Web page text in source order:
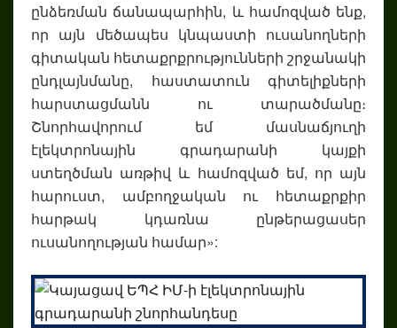
ընձեռման ճանապարհին, և համոզված ենք,
որ այն մեծապես կնպաստի ուսանողների
գիտական հետաքրքրությունների շրջանակի
ընդլայնմանը, հաստատուն գիտելիքների
հարստացմանն ու տարածմանը։
Շնորհավորում եմ մասնաճյուղի
էլեկտրոնային գրադարանի կայքի
ստեղծման առթիվ և համոզված եմ, որ այն
հարուստ, ամբողջական ու հետաքրքիր
հարթակ կդառնա ընթերացասեր
ուսանողության համար»: